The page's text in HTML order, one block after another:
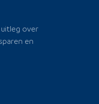
uitleg over
en